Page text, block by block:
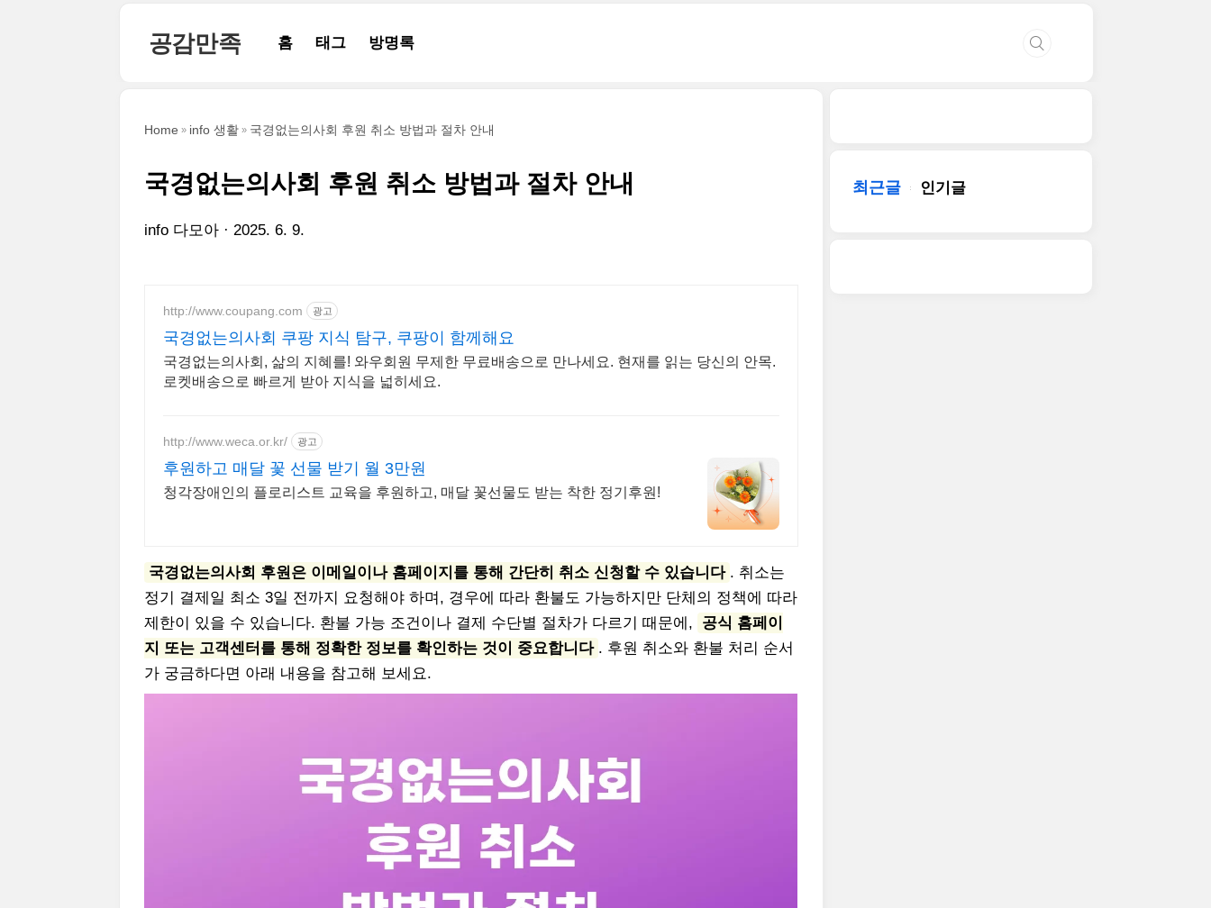
공감만족 홈 태그 방명록
Home info 생활 국경없는의사회 후원 취소 방법과 절차 안내
국경없는의사회 후원 취소 방법과 절차 안내
info 다모아 2025. 6. 9.
http://www.coupang.com 광고
국경없는의사회 쿠팡 지식 탐구, 쿠팡이 함께해요
국경없는의사회, 삶의 지혜를! 와우회원 무제한 무료배송으로 만나세요. 현재를 읽는 당신의 안목.
로켓배송으로 빠르게 받아 지식을 넓히세요.
http://www.weca.or.kr/ 광고
후원하고 매달 꽃 선물 받기 월 3만원
청각장애인의 플로리스트 교육을 후원하고, 매달 꽃선물도 받는 착한 정기후원!
국경없는의사회 후원은 이메일이나 홈페이지를 통해 간단히 취소 신청할 수 있습니다 . 취소는
정기 결제일 최소 3일 전까지 요청해야 하며, 경우에 따라 환불도 가능하지만 단체의 정책에 따라
제한이 있을 수 있습니다. 환불 가능 조건이나 결제 수단별 절차가 다르기 때문에,
공식 홈페이
지 또는 고객센터를 통해 정확한 정보를 확인하는 것이 중요합니다 . 후원 취소와 환불 처리 순서
가 궁금하다면 아래 내용을 참고해 보세요.
최근글 인기글